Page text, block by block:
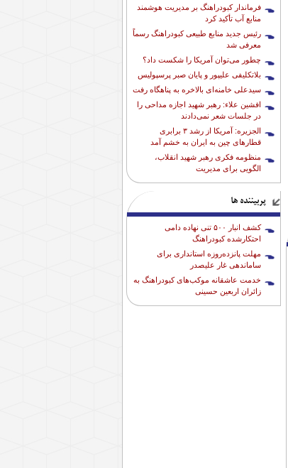
فرماندار کبودراهنگ بر مدیریت هوشمند
منابع آب تأکید کرد
رئیس جدید منابع طبیعی کبودراهنگ رسماً
معرفی شد
چطور می‌توان آمریکا را شکست داد؟
بلاتکلیفی علیپور و پایان صبر پرسپولیس
سیدعلی خامنه‌ای بالاخره به پناهگاه رفت
افشین علاء: رهبر شهید اجازه مداحی را
در جلسات شعر نمی‌دادند
الجزیره: آمریکا از رشد ۳ برابری
قطارهای چین به ایران به خشم آمد
منظومه فکری رهبر شهید انقلاب،
الگویی برای مدیریت
پربیننده ها
کشف انبار ۵۰۰ تنی نهاده دامی
احتکارشده کبودراهنگ
مهلت پانزده‌روزه استانداری برای
ساماندهی غار علیصدر
خدمت عاشقانه موکب‌های کبودراهنگ به
زائران اربعین حسینی